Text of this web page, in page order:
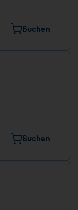
Buchen
Buchen